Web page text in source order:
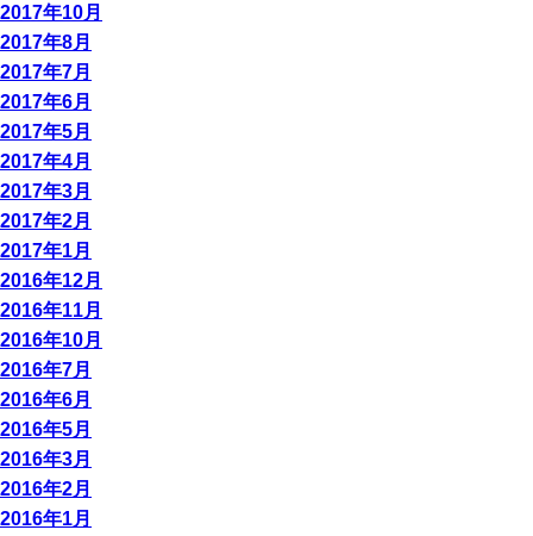
2017年10月
2017年8月
2017年7月
2017年6月
2017年5月
2017年4月
2017年3月
2017年2月
2017年1月
2016年12月
2016年11月
2016年10月
2016年7月
2016年6月
2016年5月
2016年3月
2016年2月
2016年1月